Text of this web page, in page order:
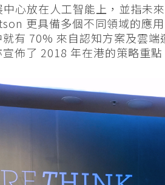
心放在人工智能上，並指未
更具備多個不同領域的應
有 70% 來自認知方案及雲
佈了 2018 年在港的策略重點